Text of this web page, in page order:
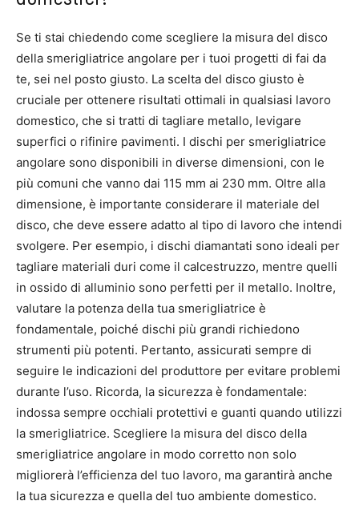
Se ti stai chiedendo come scegliere la misura del disco
della smerigliatrice angolare per i tuoi progetti di fai da
te, sei nel posto giusto. La scelta del disco giusto è
cruciale per ottenere risultati ottimali in qualsiasi lavoro
domestico, che si tratti di tagliare metallo, levigare
superfici o rifinire pavimenti. I dischi per smerigliatrice
angolare sono disponibili in diverse dimensioni, con le
più comuni che vanno dai 115 mm ai 230 mm. Oltre alla
dimensione, è importante considerare il materiale del
disco, che deve essere adatto al tipo di lavoro che intendi
svolgere. Per esempio, i dischi diamantati sono ideali per
tagliare materiali duri come il calcestruzzo, mentre quelli
in ossido di alluminio sono perfetti per il metallo. Inoltre,
valutare la potenza della tua smerigliatrice è
fondamentale, poiché dischi più grandi richiedono
strumenti più potenti. Pertanto, assicurati sempre di
seguire le indicazioni del produttore per evitare problemi
durante l’uso. Ricorda, la sicurezza è fondamentale:
indossa sempre occhiali protettivi e guanti quando utilizzi
la smerigliatrice. Scegliere la misura del disco della
smerigliatrice angolare in modo corretto non solo
migliorerà l’efficienza del tuo lavoro, ma garantirà anche
la tua sicurezza e quella del tuo ambiente domestico.